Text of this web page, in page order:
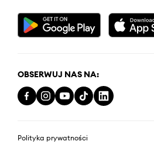
OBSERWUJ NAS NA:
Polityka prywatności